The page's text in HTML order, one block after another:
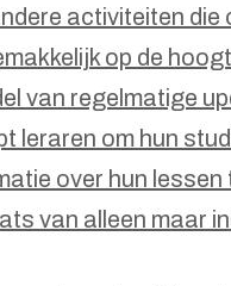
activiteiten
op de
van regelmatige
leraren om hun
over hun lessen
van alleen maar